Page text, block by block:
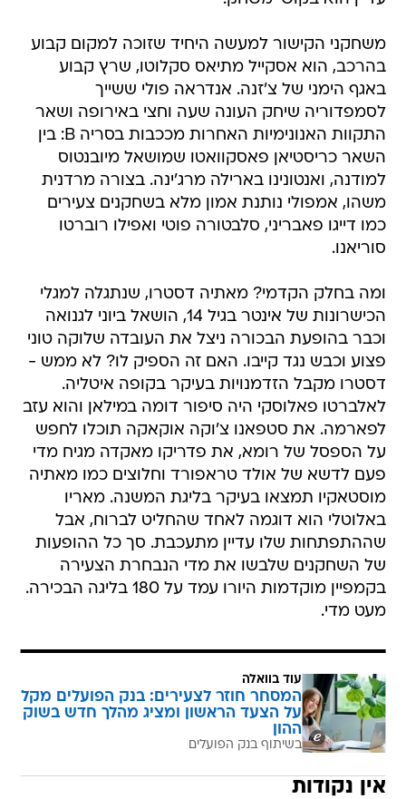
משחקני הקישור למעשה היחיד שזוכה למקום קבוע
בהרכב, הוא אסקייל מתיאס סקלוטו, שרץ קבוע
באגף הימני של צ'זנה. אנדראה פולי ששייך
לסמפדוריה שיחק העונה שעה וחצי באירופה ושאר
התקוות האנונימיות האחרות מככבות בסריה B: בין
השאר כריסטיאן פאסקוואטו שמושאל מיובנטוס
למודנה, ואנטונינו בארילה מרג'ינה. בצורה מרדנית
משהו, אמפולי נותנת אמון מלא בשחקנים צעירים
כמו דייגו פאבריני, סלבטורה פוטי ואפילו רוברטו
סוריאנו.
ומה בחלק הקדמי? מאתיה דסטרו, שנתגלה למגלי
הכישרונות של אינטר בגיל 14, הושאל ביוני לגנואה
וכבר בהופעת הבכורה ניצל את העובדה שלוקה טוני
פצוע וכבש נגד קייבו. האם זה הספיק לו? לא ממש -
דסטרו מקבל הזדמנויות בעיקר בקופה איטליה.
לאלברטו פאלוסקי היה סיפור דומה במילאן והוא עזב
לפארמה. את סטפאנו צ'וקה אוקאקה תוכלו לחפש
על הספסל של רומא, את פדריקו מאקדה מגיח מדי
פעם לדשא של אולד טראפורד וחלוצים כמו מאתיה
מוסטאקיו תמצאו בעיקר בליגת המשנה. מאריו
באלוטלי הוא דוגמה לאחד שהחליט לברוח, אבל
שההתפתחות שלו עדיין מתעכבת. סך כל ההופעות
של השחקנים שלבשו את מדי הנבחרת הצעירה
בקמפיין מוקדמות היורו עמד על 180 בליגה הבכירה.
מעט מדי.
עוד בוואלה
המסחר חוזר לצעירים: בנק הפועלים מקל
על הצעד הראשון ומציג מהלך חדש בשוק
ההון
בשיתוף בנק הפועלים
אין נקודות